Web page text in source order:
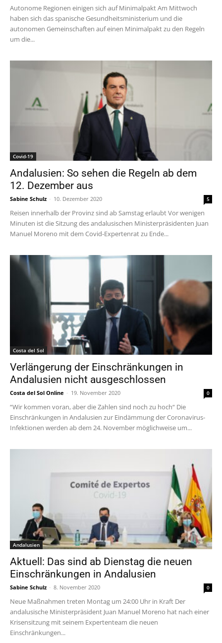
Autonome Regionen einigen sich auf Minimalpakt Am Mittwoch
haben sich das spanische Gesundheitsministerium und die
autonomen Gemeinschaften auf einen Minimalpakt zu den Regeln
um die...
Covid-19
Andalusien: So sehen die Regeln ab dem
12. Dezember aus
Sabine Schulz - 10. Dezember 2020 5
Reisen innerhalb der Provinz sind ab Samstag erlaubt Vor wenigen
Minuten ist die Sitzung des andalusischen Ministerpräsidenten Juan
Manuel Moreno mit dem Covid-Expertenrat zu Ende...
Costa del Sol
Verlängerung der Einschränkungen in
Andalusien nicht ausgeschlossen
Costa del Sol Online - 19. November 2020 0
“Wir kommen voran, aber die Zahlen sind noch zu hoch“ Die
Einschränkungen in Andalusien zur Eindämmung der Coronavirus-
Infektionen werden ab dem 24. November möglichweise um...
Andalusien
Aktuell: Das sind ab Dienstag die neuen
Einschränkungen in Andalusien
Sabine Schulz - 8. November 2020 0
Neue Maßnahmen treten Montag um 24:00 Uhr in Kraft Der
andalusische Ministerpräsident Juan Manuel Moreno hat nach einer
Krisensitzung mit seinem Expertenteam die neuen
Einschränkungen...